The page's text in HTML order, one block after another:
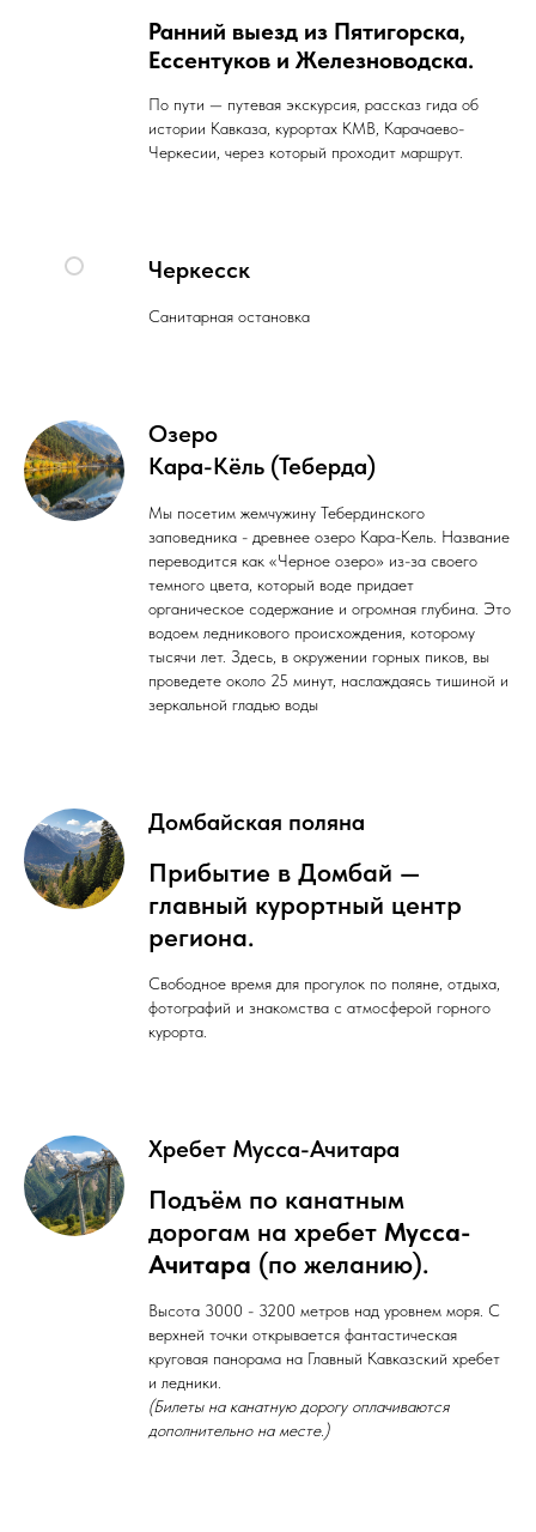
Ранний выезд из Пятигорска,
Ессентуков и Железноводска.
По пути — путевая экскурсия, рассказ гида об
истории Кавказа, курортах КМВ, Карачаево-
Черкесии, через который проходит маршрут.
Черкесск
Санитарная остановка
Озеро
Кара-Кёль (Теберда)
Мы посетим жемчужину Тебердинского
заповедника - древнее озеро Кара-Кель. Название
переводится как «Черное озеро» из-за своего
темного цвета, который воде придает
органическое содержание и огромная глубина. Это
водоем ледникового происхождения, которому
тысячи лет. Здесь, в окружении горных пиков, вы
проведете около 25 минут, наслаждаясь тишиной и
зеркальной гладью воды
Домбайская поляна
Прибытие в Домбай —
главный курортный центр
региона.
Свободное время для прогулок по поляне, отдыха,
фотографий и знакомства с атмосферой горного
курорта.
Хребет Мусса-Ачитара
Подъём по канатным
дорогам на хребет Мусса-
Ачитара (по желанию).
Высота 3000 - 3200 метров над уровнем моря. С
верхней точки открывается фантастическая
круговая панорама на Главный Кавказский хребет
и ледники.
(Билеты на канатную дорогу оплачиваются
дополнительно на месте.)